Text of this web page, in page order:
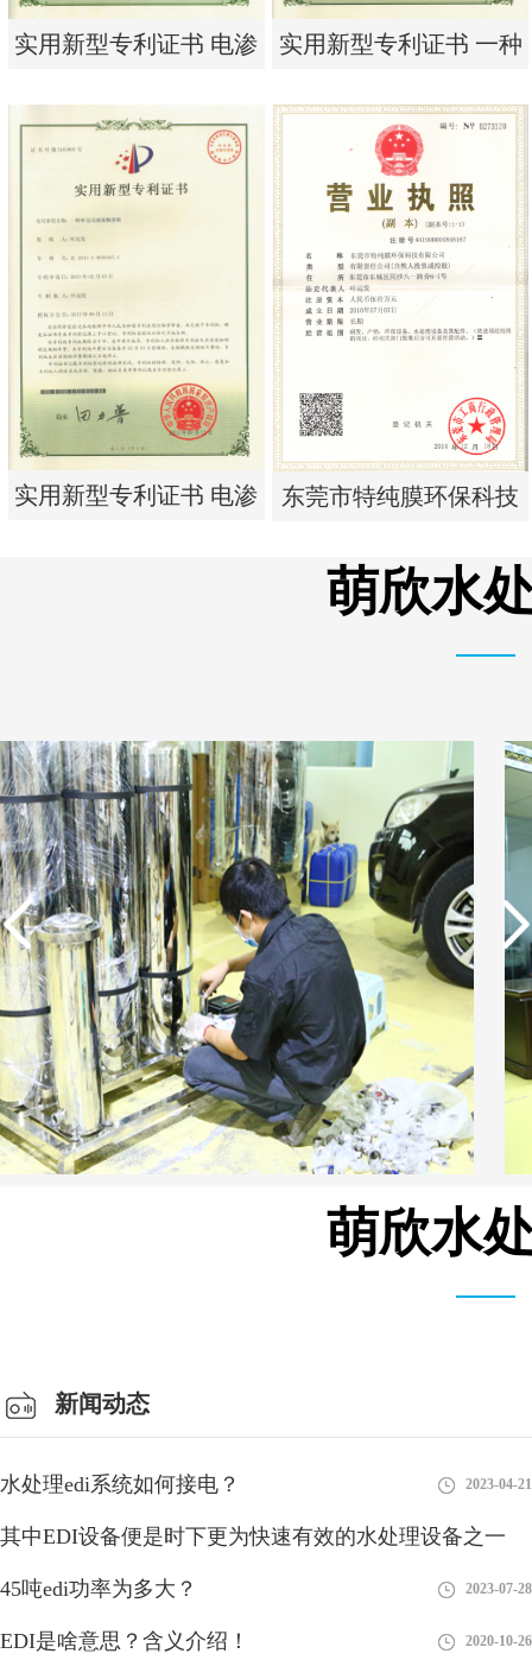
实用新型专利证书 电渗
实用新型专利证书 电渗
析器用纯水隔板组件
实用新型专利证书 一种
实用新型专利证书 一种
单边过滤流畅基板
实用新型专利证书 电渗
析器用浓水隔板组件
东莞市特纯膜环保科技
有限公司营业执照
萌欣水
萌欣水
新闻动态
水处理edi系统如何接电？ 2023-04-21
其中EDI设备便是时下更为快速有效的水处理设备之一
2018-08-27
45吨edi功率为多大？ 2023-07-28
EDI是啥意思？含义介绍！ 2020-10-26